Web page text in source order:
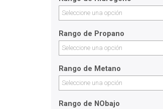
Seleccione una opción
Rango de Propano
Seleccione una opción
Rango de Metano
Seleccione una opción
Rango de NObajo